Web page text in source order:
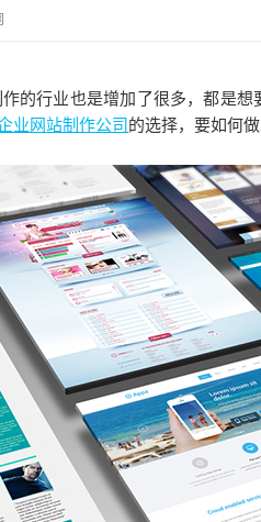
行业也是增加了很多，都是想
业网站制作公司的选择，要如何